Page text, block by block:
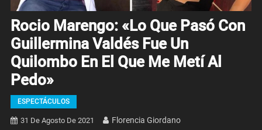
Rocio Marengo: «Lo Que Pasó Con
Guillermina Valdés Fue Un
Quilombo En El Que Me Metí Al
Pedo»
ESPECTÁCULOS
31 De Agosto De 2021 Florencia Giordano